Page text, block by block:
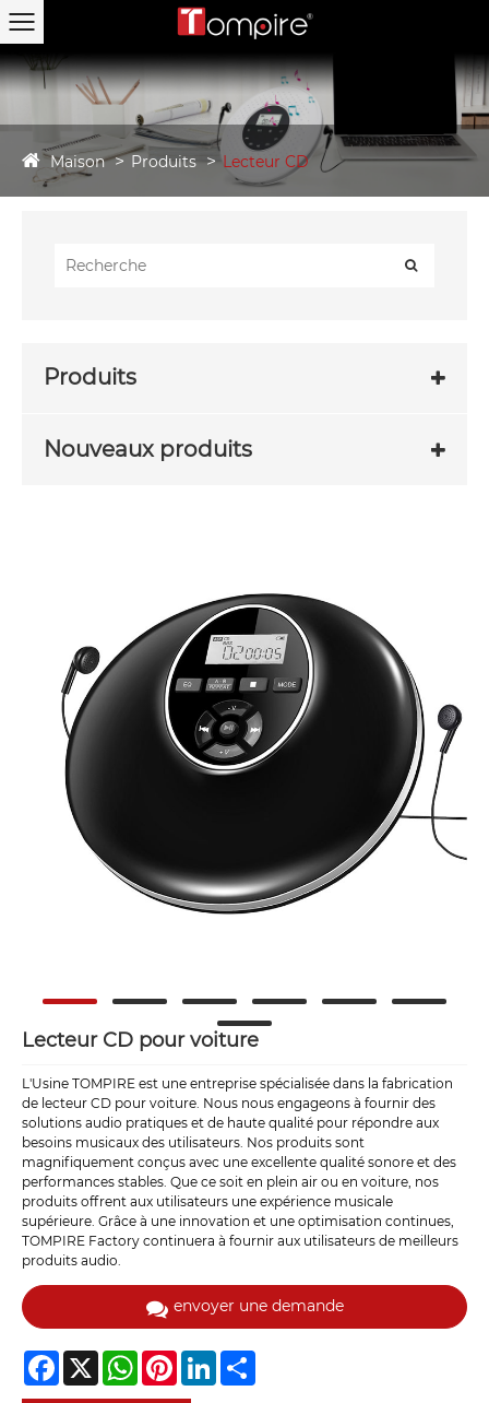
Maison Produits Lecteur CD
Produits
Nouveaux produits
Lecteur CD pour voiture
L'Usine TOMPIRE est une entreprise spécialisée dans la fabrication
de lecteur CD pour voiture. Nous nous engageons à fournir des
solutions audio pratiques et de haute qualité pour répondre aux
besoins musicaux des utilisateurs. Nos produits sont
magnifiquement conçus avec une excellente qualité sonore et des
performances stables. Que ce soit en plein air ou en voiture, nos
produits offrent aux utilisateurs une expérience musicale
supérieure. Grâce à une innovation et une optimisation continues,
TOMPIRE Factory continuera à fournir aux utilisateurs de meilleurs
produits audio.
envoyer une demande
Facebook
X WhatsAppPinterestLinkedIn